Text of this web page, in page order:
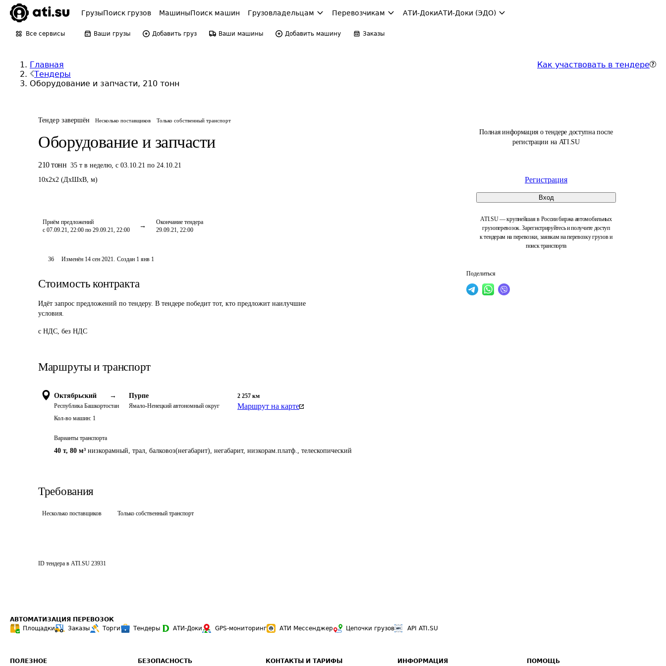
ГрузыПоиск грузов МашиныПоиск машин Грузовладельцам Перевозчикам АТИ-ДокиАТИ-Доки (ЭДО)
Все сервисы Ваши грузы Добавить груз Ваши машины Добавить машину Заказы
Главная
Тендеры
Оборудование и запчасти, 210 тонн
Как участвовать в тендере
Тендер завершён Несколько поставщиков Только собственный транспорт
Оборудование и запчасти
210 тонн 35 т в неделю, с 03.10.21 по 24.10.21
10x2x2 (ДxШxВ, м)
Приём предложений
с 07.09.21, 22:00 по 29.09.21, 22:00
Окончание тендера
29.09.21, 22:00
Полная информация о тендере доступна после
регистрации на ATI.SU
Регистрация
Вход
ATI.SU — крупнейшая в России биржа автомобильных
грузоперевозок. Зарегистрируйтесь и получите доступ
к тендерам на перевозки, заявкам на перевозку грузов и
поиск транспорта
Поделиться
36 Изменён 14 сен 2021. Создан 1 янв 1
Стоимость контракта
Идёт запрос предложений по тендеру. В тендере победит тот, кто предложит наилучшие
условия.
с НДС, без НДС
Маршруты и транспорт
Октябрьский →
Республика Башкортостан
Пурпе
Ямало-Ненецкий автономный округ
2 257 км
Маршрут на карте
Кол-во машин: 1
Варианты транспорта
40 т, 80 м³ низкорамный, трал, балковоз(негабарит), негабарит, низкорам.платф., телескопический
Требования
Несколько поставщиков Только собственный транспорт
ID тендера в ATI.SU 23931
АВТОМАТИЗАЦИЯ ПЕРЕВОЗОК
Площадки
Заказы Торги Тендеры АТИ-Доки GPS-мониторинг АТИ Мессенджер Цепочки грузов API ATI.SU
ПОЛЕЗНОЕ БЕЗОПАСНОСТЬ КОНТАКТЫ И ТАРИФЫ ИНФОРМАЦИЯ ПОМОЩЬ